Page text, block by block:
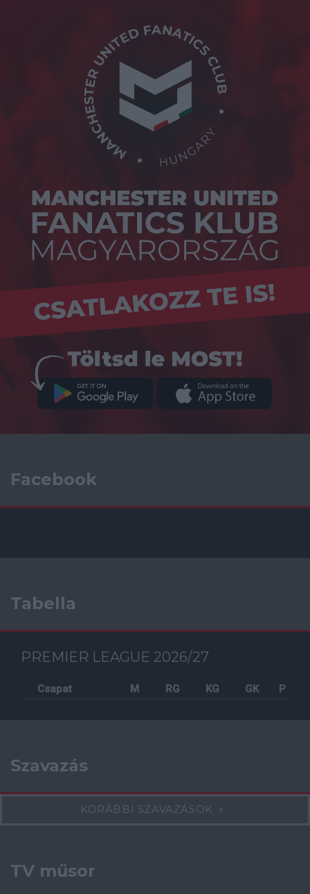
Facebook
Tabella
PREMIER LEAGUE 2026/27
Csapat M RG KG GK P
Szavazás
KORÁBBI SZAVAZÁSOK
TV műsor